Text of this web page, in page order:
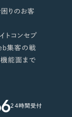
りのお客
トコンセプ
集客の戦
機能面まで
24時間受付